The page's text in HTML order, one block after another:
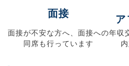
面接
面接が不安な方へ、 面接への
同席も行っています
年収